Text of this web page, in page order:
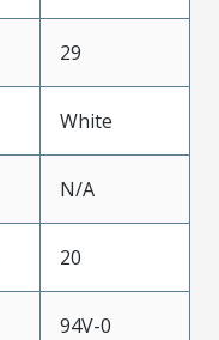
29
White
N/A
20
94V-0